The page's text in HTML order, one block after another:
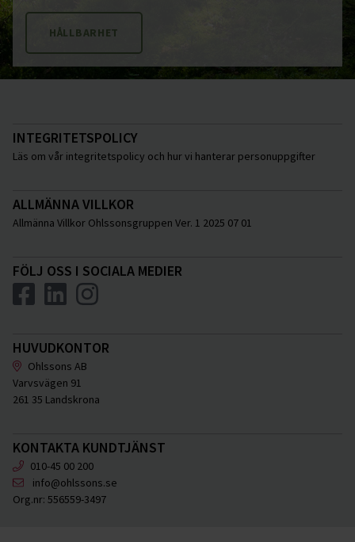
HÅLLBARHET
INTEGRITETSPOLICY
Läs om vår integritetspolicy och hur vi hanterar personuppgifter
ALLMÄNNA VILLKOR
Allmänna Villkor Ohlssonsgruppen Ver. 1 2025 07 01
FÖLJ OSS I SOCIALA MEDIER
HUVUDKONTOR
Ohlssons AB
Varvsvägen 91
261 35 Landskrona
KONTAKTA KUNDTJÄNST
010-45 00 200
info@ohlssons.se
Org.nr: 556559-3497